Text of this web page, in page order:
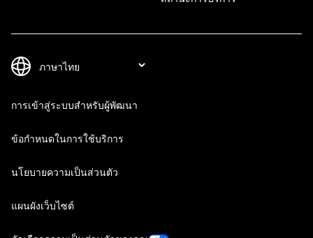
การเข้าสู่ระบบสำหรับผู้พัฒนา
ข้อกำหนดในการใช้บริการ
นโยบายความเป็นส่วนตัว
แผนผังเว็บไซต์